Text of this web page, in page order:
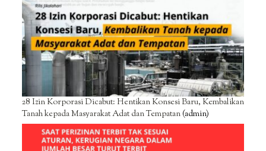
28 Izin Korporasi Dicabut: Hentikan Konsesi Baru, Kembalikan
Tanah kepada Masyarakat Adat dan Tempatan(admin)